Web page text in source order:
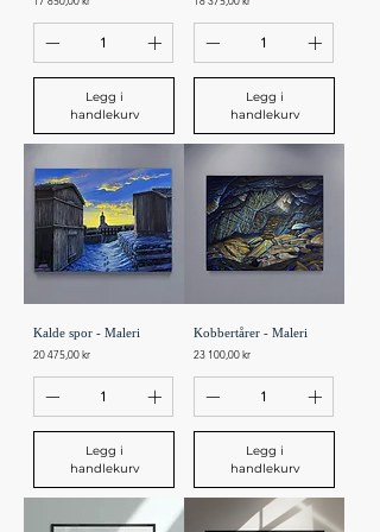
Legg i
handlekurv
Legg i
handlekurv
Kalde spor - Maleri
Pris
20 475,00 kr
Legg i
handlekurv
Kobbertårer - Maleri
Pris
23 100,00 kr
Legg i
handlekurv